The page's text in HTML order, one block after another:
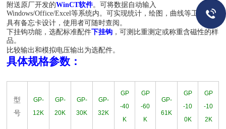
附送原厂开发的WinCT软件。可将数据自动输入
Windows/Office/Excel等系统内。可实现统计，绘图，曲线等工作。
具有备忘卡设计，使用者可随时查阅。
下挂钩功能，选配标准配件下挂钩 ，可测比重测定或称重含磁性的样
品。
比较输出和模拟电压输出为选配件。
具体规格参数：
型
号
GP-
12K
GP-
20K
GP-
30K
GP-
32K
GP
-40
K
GP
-60
K
GP-
61K
GP
-10
0K
GP
-10
2K